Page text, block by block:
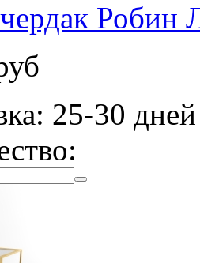
Робин
25-30 дней